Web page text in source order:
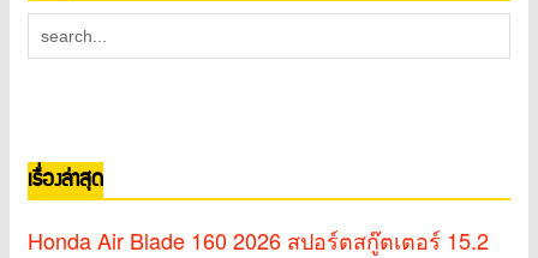
เรื่องล่าสุด
Honda Air Blade 160 2026 สปอร์ตสกู๊ตเตอร์ 15.2